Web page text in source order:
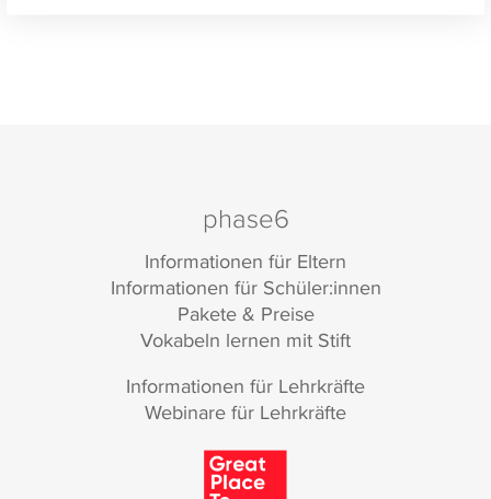
phase6
Informationen für Eltern
Informationen für Schüler:innen
Pakete & Preise
Vokabeln lernen mit Stift
Informationen für Lehrkräfte
Webinare für Lehrkräfte